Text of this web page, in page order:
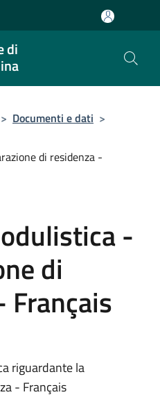
di
> Documenti e dati >
di residenza -
-
di
Français
riguardante la
- Français